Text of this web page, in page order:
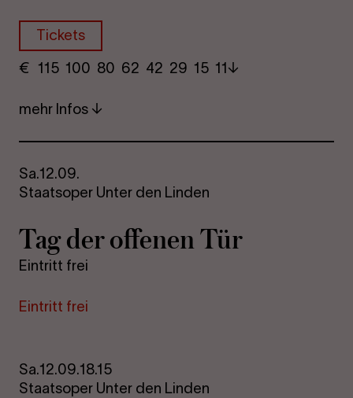
Tickets
€ ​ 115 100 80​ 62 42 29​ 15 11
mehr Infos
Sa.12.09.
Staatsoper Unter den Linden
Tag der of­fe­nen Tür
Eintritt frei
Ein­tritt frei
Sa.12.09.18.15
Staatsoper Unter den Linden